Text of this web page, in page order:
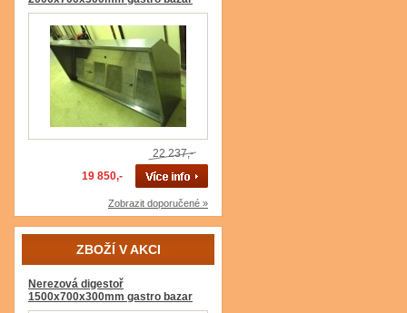
22 237,-
19 850,-
Zobrazit doporučené »
ZBOŽÍ V AKCI
Nerezová digestoř
1500x700x300mm gastro bazar